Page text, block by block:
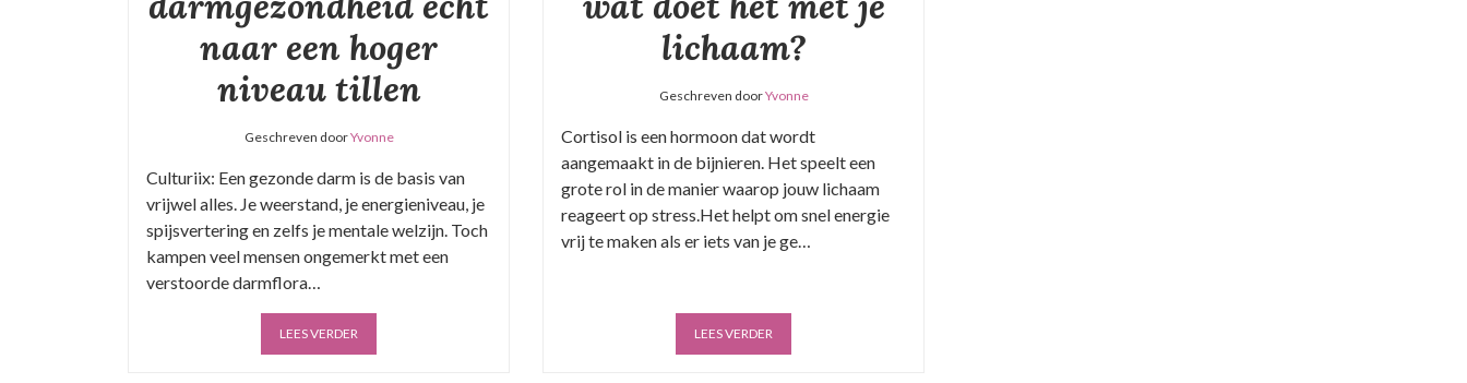
naar een hoger
niveau tillen
Geschreven doorYvonne
Culturiix: Een gezonde darm is de basis van
vrijwel alles. Je weerstand, je energieniveau, je
spijsvertering en zelfs je mentale welzijn. Toch
kampen veel mensen ongemerkt met een
verstoorde darmflora…
LEES VERDER
lichaam?
Geschreven doorYvonne
Cortisol is een hormoon dat wordt
aangemaakt in de bijnieren. Het speelt een
grote rol in de manier waarop jouw lichaam
reageert op stress.Het helpt om snel energie
vrij te maken als er iets van je ge…
LEES VERDER